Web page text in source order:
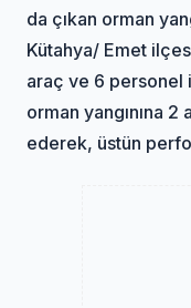
da çıkan orman
Kütahya/ Emet
araç ve 6 personel
orman yangınına
ederek, üstün